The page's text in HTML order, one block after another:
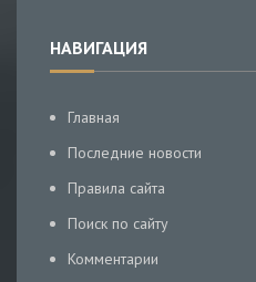
НАВИГАЦИЯ
Главная
Последние новости
Правила сайта
Поиск по сайту
Комментарии